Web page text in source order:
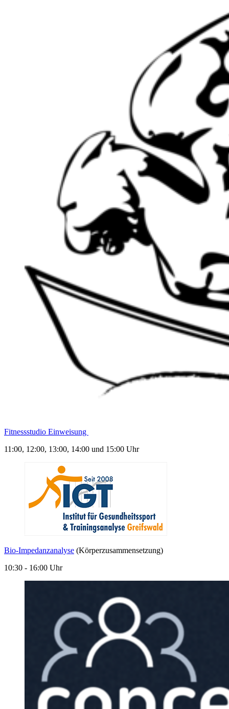
Fitnessstudio Einweisung
11:00, 12:00, 13:00, 14:00 und 15:00 Uhr
Bio-Impedanzanalyse (Körperzusammensetzung)
10:30 - 16:00 Uhr